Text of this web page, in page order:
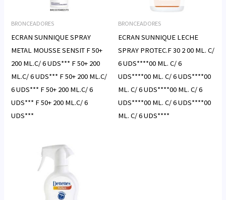
BRONCEADORES
ECRAN SUNNIQUE SPRAY
METAL MOUSSE SENSIT F 50+
200 ML.C/ 6 UDS*** F 50+ 200
ML.C/ 6 UDS*** F 50+ 200 ML.C/
6 UDS*** F 50+ 200 ML.C/ 6
UDS*** F 50+ 200 ML.C/ 6
UDS***
BRONCEADORES
ECRAN SUNNIQUE LECHE
SPRAY PROTEC.F 30 2 00 ML. C/
6 UDS****00 ML. C/ 6
UDS****00 ML. C/ 6 UDS****00
ML. C/ 6 UDS****00 ML. C/ 6
UDS****00 ML. C/ 6 UDS****00
ML. C/ 6 UDS****